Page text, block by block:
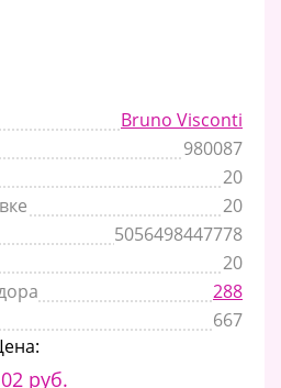
Bruno Visconti
980087
20
20
5056498447778
20
288
667
руб.